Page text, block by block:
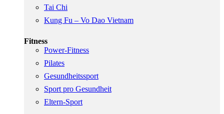
Tai Chi
Kung Fu – Vo Dao Vietnam
Fitness
Power-Fitness
Pilates
Gesundheitssport
Sport pro Gesundheit
Eltern-Sport